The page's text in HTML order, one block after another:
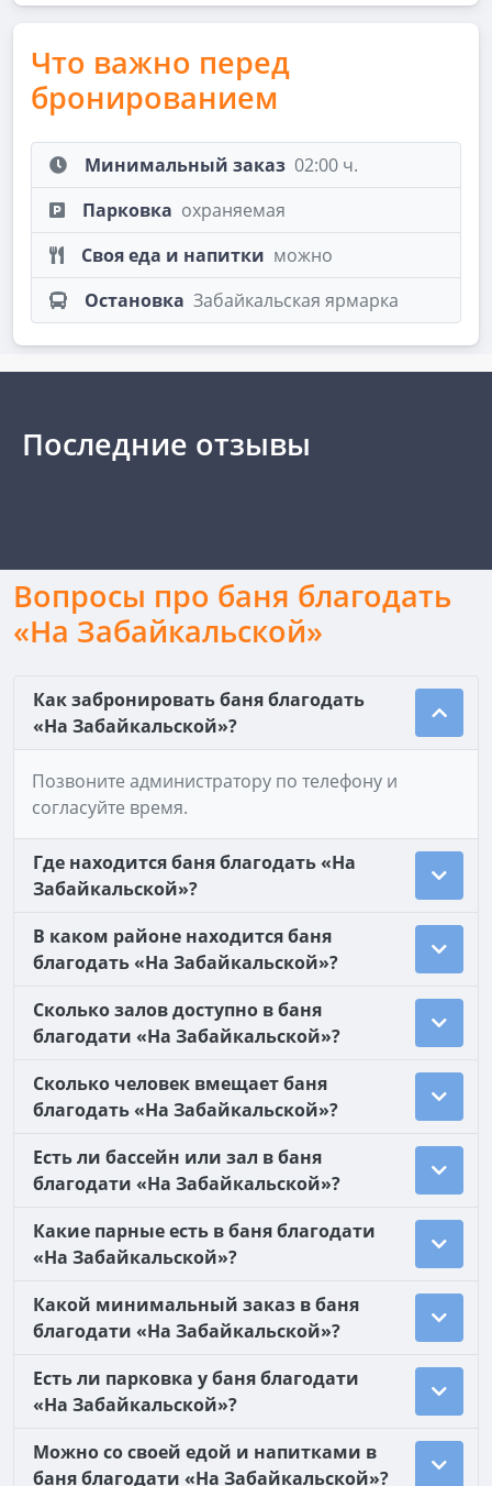
Что важно перед
бронированием
Минимальный заказ 02:00 ч.
Парковка охраняемая
Своя еда и напитки можно
Остановка Забайкальская ярмарка
Последние отзывы
Вопросы про баня благодать
«На Забaйкальской»
Как забронировать баня благодать
«На Забaйкальской»?
Позвоните администратору по телефону и
согласуйте время.
Где находится баня благодать «На
Забaйкальской»?
В каком районе находится баня
благодать «На Забaйкальской»?
Сколько залов доступно в баня
благодати «На Забaйкальской»?
Сколько человек вмещает баня
благодать «На Забaйкальской»?
Есть ли бассейн или зал в баня
благодати «На Забaйкальской»?
Какие парные есть в баня благодати
«На Забaйкальской»?
Какой минимальный заказ в баня
благодати «На Забaйкальской»?
Есть ли парковка у баня благодати
«На Забaйкальской»?
Можно со своей едой и напитками в
баня благодати «На Забaйкальской»?